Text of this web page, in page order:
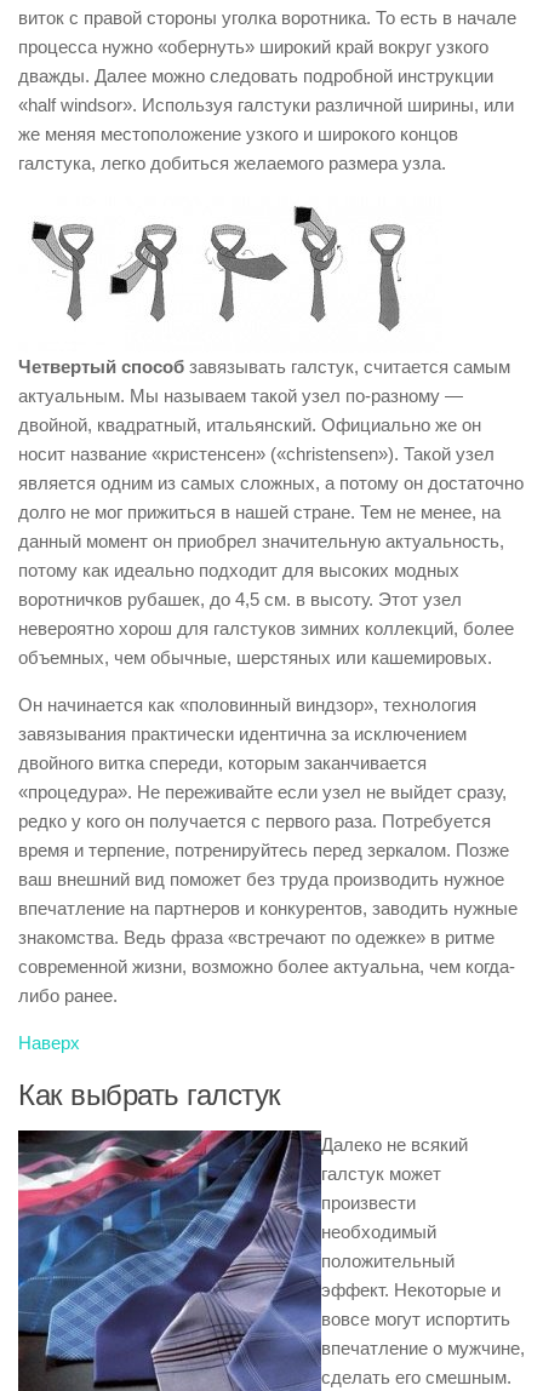
виток с правой стороны уголка воротника. То есть в начале
процесса нужно «обернуть» широкий край вокруг узкого
дважды. Далее можно следовать подробной инструкции
«half windsor». Используя галстуки различной ширины, или
же меняя местоположение узкого и широкого концов
галстука, легко добиться желаемого размера узла.
Четвертый способ завязывать галстук, считается самым
актуальным. Мы называем такой узел по-разному —
двойной, квадратный, итальянский. Официально же он
носит название «кристенсен» («christensen»). Такой узел
является одним из самых сложных, а потому он достаточно
долго не мог прижиться в нашей стране. Тем не менее, на
данный момент он приобрел значительную актуальность,
потому как идеально подходит для высоких модных
воротничков рубашек, до 4,5 см. в высоту. Этот узел
невероятно хорош для галстуков зимних коллекций, более
объемных, чем обычные, шерстяных или кашемировых.
Он начинается как «половинный виндзор», технология
завязывания практически идентична за исключением
двойного витка спереди, которым заканчивается
«процедура». Не переживайте если узел не выйдет сразу,
редко у кого он получается с первого раза. Потребуется
время и терпение, потренируйтесь перед зеркалом. Позже
ваш внешний вид поможет без труда производить нужное
впечатление на партнеров и конкурентов, заводить нужные
знакомства. Ведь фраза «встречают по одежке» в ритме
современной жизни, возможно более актуальна, чем когда-
либо ранее.
Наверх
Как выбрать галстук
Далеко не всякий
галстук может
произвести
необходимый
положительный
эффект. Некоторые и
вовсе могут испортить
впечатление о мужчине,
сделать его смешным.